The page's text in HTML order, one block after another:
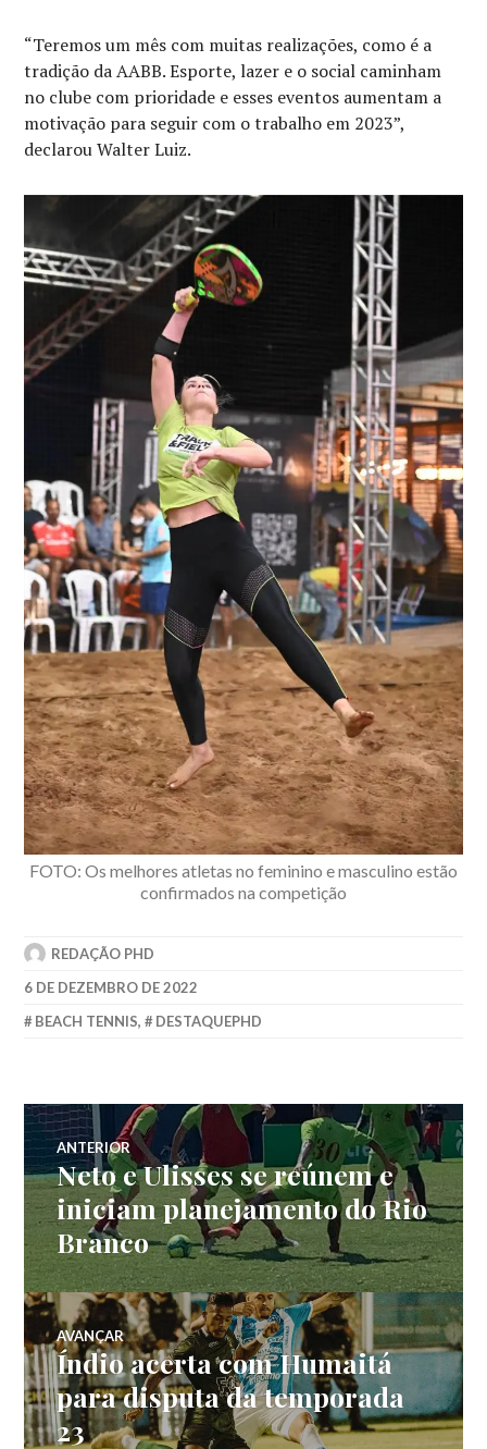
“Teremos um mês com muitas realizações, como é a
tradição da AABB. Esporte, lazer e o social caminham
no clube com prioridade e esses eventos aumentam a
motivação para seguir com o trabalho em 2023”,
declarou Walter Luiz.
FOTO: Os melhores atletas no feminino e masculino estão
confirmados na competição
REDAÇÃO PHD
6 DE DEZEMBRO DE 2022
BEACH TENNIS, DESTAQUEPHD
ANTERIOR
Neto e Ulisses se reúnem e
iniciam planejamento do Rio
Branco
AVANÇAR
Índio acerta com Humaitá
para disputa da temporada
23